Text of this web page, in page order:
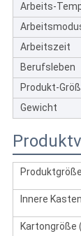
Arbeits-
Arbeitszeit
Berufsleben
Produkt-
Gewicht
Produktgröße
Innere
Kartongröße